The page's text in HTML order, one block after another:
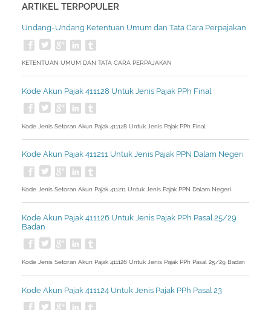
ARTIKEL TERPOPULER
Undang-Undang Ketentuan Umum dan Tata Cara Perpajakan
KETENTUAN UMUM DAN TATA CARA PERPAJAKAN
Kode Akun Pajak 411128 Untuk Jenis Pajak PPh Final
Kode Jenis Setoran Akun Pajak 411128 Untuk Jenis Pajak PPh Final
Kode Akun Pajak 411211 Untuk Jenis Pajak PPN Dalam Negeri
Kode Jenis Setoran Akun Pajak 411211 Untuk Jenis Pajak PPN Dalam Negeri
Kode Akun Pajak 411126 Untuk Jenis Pajak PPh Pasal 25/29
Badan
Kode Jenis Setoran Akun Pajak 411126 Untuk Jenis Pajak PPh Pasal 25/29 Badan
Kode Akun Pajak 411124 Untuk Jenis Pajak PPh Pasal 23